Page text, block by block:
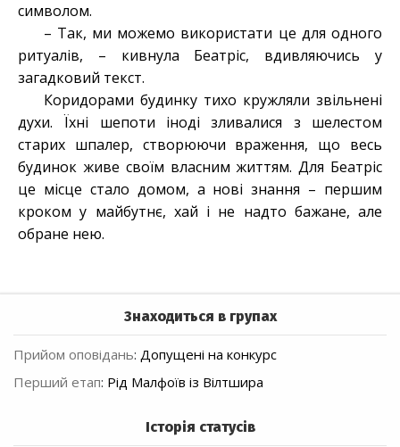
символом.
– Так, ми можемо використати це для одного
ритуалів, – кивнула Беатріс, вдивляючись у
загадковий текст.
Коридорами будинку тихо кружляли звільнені
духи. Їхні шепоти іноді зливалися з шелестом
старих шпалер, створюючи враження, що весь
будинок живе своїм власним життям. Для Беатріс
це місце стало домом, а нові знання – першим
кроком у майбутнє, хай і не надто бажане, але
обране нею.
Знаходиться в групах
Прийом оповідань: Допущені на конкурс
Перший етап: Рід Малфоїв із Вілтшира
Історія статусів